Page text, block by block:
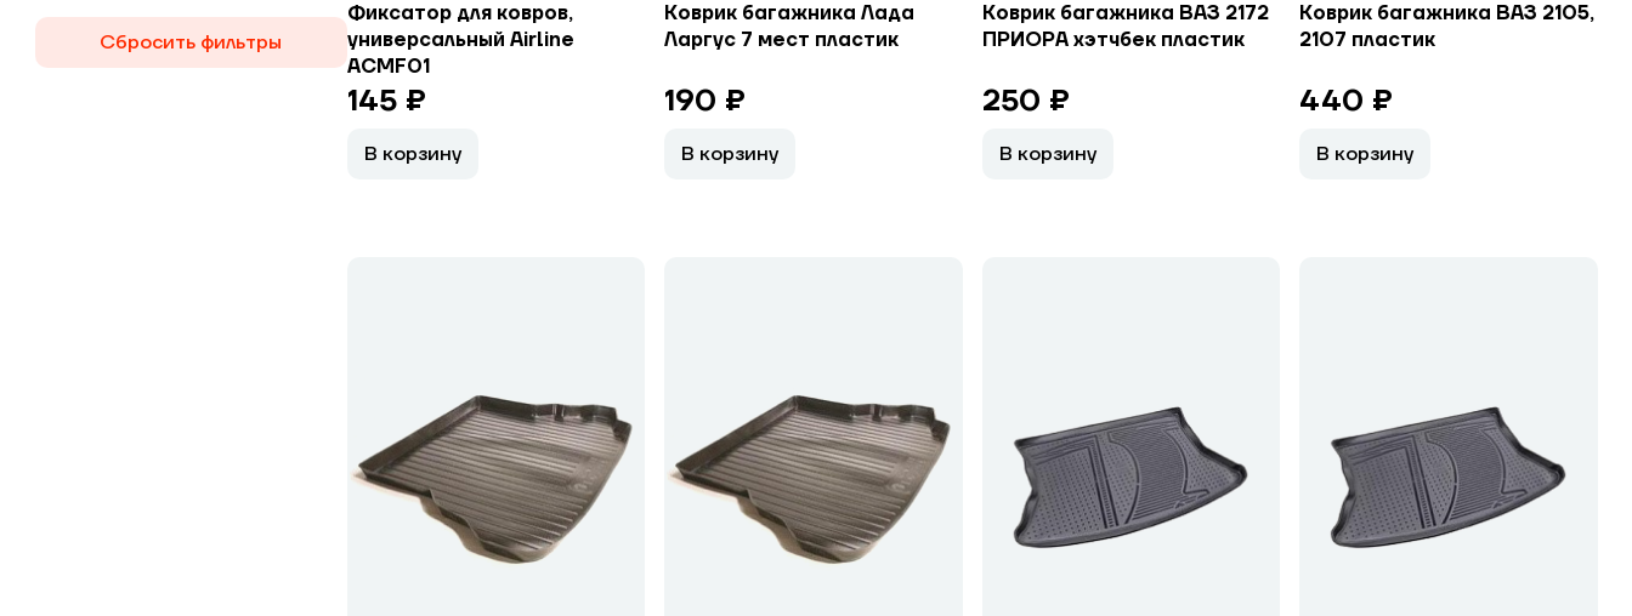
Сбросить фильтры
Фиксатор для ковров,
универсальный Airline
ACMF01
145 ₽
В корзину
Коврик багажника Лада
Ларгус 7 мест пластик
190 ₽
В корзину
Коврик багажника ВАЗ 2172
ПРИОРА хэтчбек пластик
250 ₽
В корзину
Коврик багажника ВАЗ 2105,
2107 пластик
440 ₽
В корзину